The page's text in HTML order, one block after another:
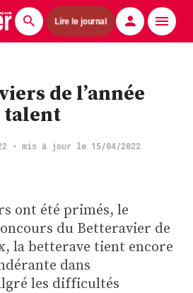
Lire le journal
de l’année
talent
• mis à jour le 15/04/2022
ont été primés, le
du Betteravier de
la betterave tient encore
dans
les difficultés